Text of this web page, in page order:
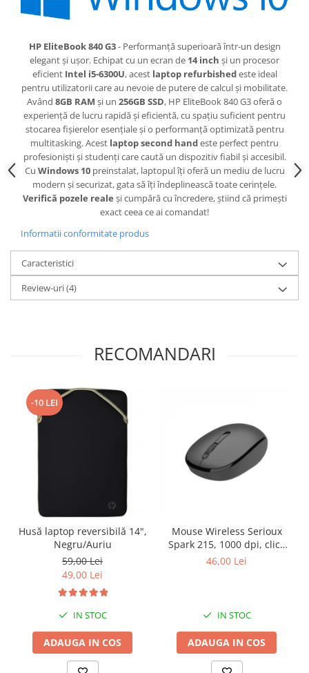
HP EliteBook 840 G3- Performanță superioară într-un design
elegant și ușor. Echipat cu un ecran de 14 inch și un procesor
eficient Intel i5-6300U, acest laptop refurbishedeste ideal
pentru utilizatorii care au nevoie de putere de calcul și mobilitate.
Având 8GB RAM și un 256GB SSD, HP EliteBook 840 G3 oferă o
experiență de lucru rapidă și eficientă, cu spațiu suficient pentru
stocarea fișierelor esențiale și o performanță optimizată pentru
multitasking. Acest laptop second handeste perfect pentru
profesioniști și studenți care caută un dispozitiv fiabil și accesibil.
Cu Windows 10preinstalat, laptopul îți oferă un mediu de lucru
modern și securizat, gata să îți îndeplinească toate cerințele.
Verifică pozele reale și cumpără cu încredere, știind că primești
exact ceea ce ai comandat!
Informatii conformitate produs
Caracteristici
Review-uri(4)
RECOMANDARI
-10 LEI
Husă laptop reversibilă 14",
Negru/Auriu
59,00 Lei
49,00 Lei
IN STOC
ADAUGA IN COS
Mouse Wireless Serioux
Spark 215, 1000 dpi, click
silentios
46,00 Lei
IN STOC
ADAUGA IN COS